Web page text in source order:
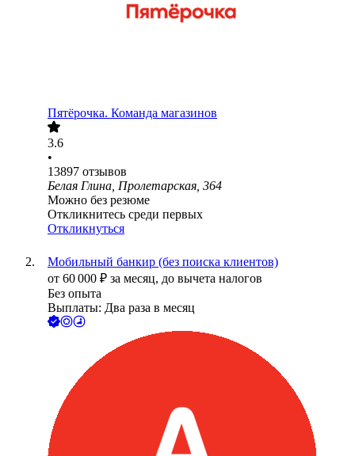
Пятёрочка. Команда магазинов
3.6
•
13897 отзывов
Белая Глина, Пролетарская, 364
Можно без резюме
Откликнитесь среди первых
Откликнуться
Мобильный банкир (без поиска клиентов)
от 60 000 ₽ за месяц, до вычета налогов
Без опыта
Выплаты: Два раза в месяц